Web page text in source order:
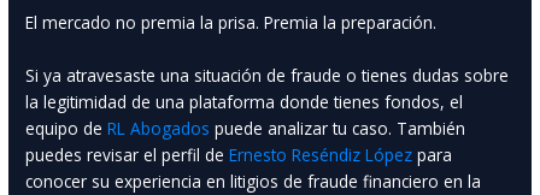
El mercado no premia la prisa. Premia la preparación.
Si ya atravesaste una situación de fraude o tienes dudas sobre
la legitimidad de una plataforma donde tienes fondos, el
equipo deRL Abogados puede analizar tu caso. También
puedes revisar el perfil deErnesto Reséndiz López para
conocer su experiencia en litigios de fraude financiero en la